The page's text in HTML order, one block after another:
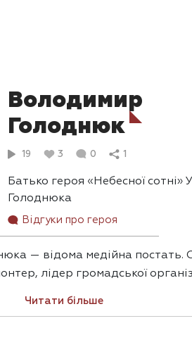
Володимир
Голоднюк
19 3 0 1
Батько героя «Небесної сотні»
Голоднюка
Відгуки про героя
— відома медійна постать.
лідер громадської
напруги всміхатися
Читати більше